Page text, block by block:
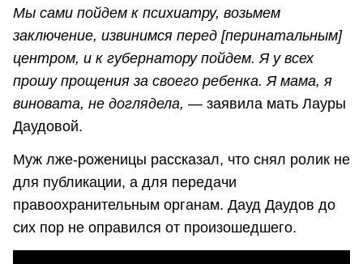
Мы сами пойдем к психиатру, возьмем
заключение, извинимся перед [перинатальным]
центром, и к губернатору пойдем. Я у всех
прошу прощения за своего ребенка. Я мама, я
виновата, не доглядела, — заявила мать Лауры
Даудовой.
Муж лже-роженицы рассказал, что снял ролик не
для публикации, а для передачи
правоохранительным органам. Дауд Даудов до
сих пор не оправился от произошедшего.